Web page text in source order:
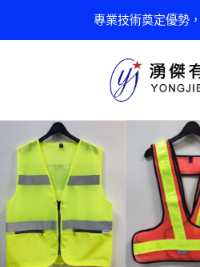
專業技術奠定優勢